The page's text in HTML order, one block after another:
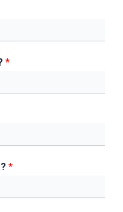
*
*